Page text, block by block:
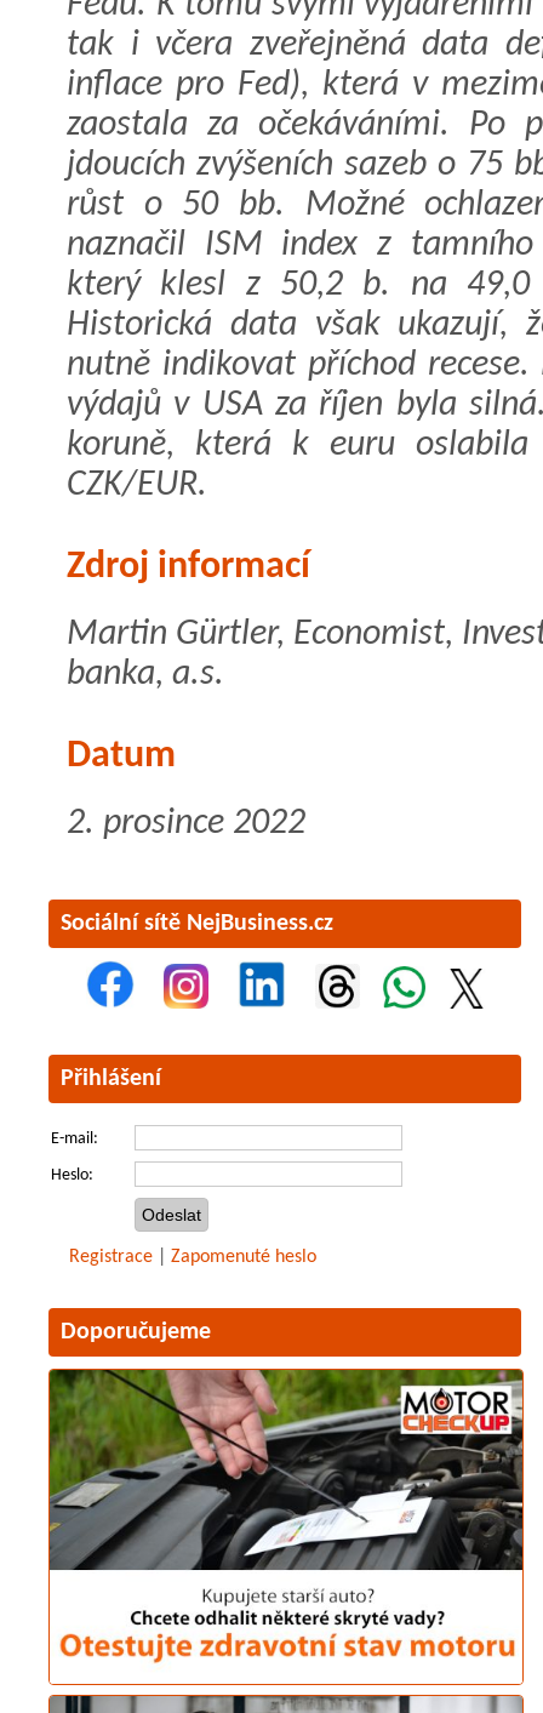
tak i včera zveřejněná data
inflace pro Fed), která v
zaostala za očekáváními. Po
jdoucích zvýšeních sazeb o 75
růst o 50 bb. Možné
naznačil ISM index z tamního
který klesl z 50,2 b. na
Historická data však ukazují,
nutně indikovat příchod
výdajů v USA za říjen byla
koruně, která k euru
CZK/EUR.
Zdroj informací
Martin Gürtler, Economist,
banka, a.s.
Datum
2. prosince 2022
Sociální sítě NejBusiness.cz
Přihlášení
E-mail:
Heslo:
Registrace Zapomenuté heslo
Doporučujeme